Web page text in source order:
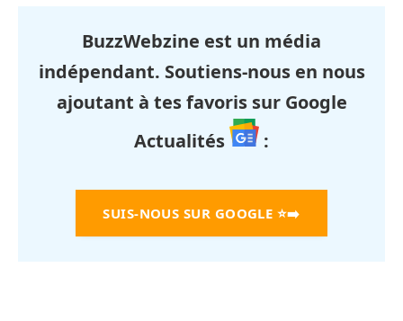
BuzzWebzine est un média
indépendant. Soutiens-nous en nous
ajoutant à tes favoris sur Google
Actualités
:
SUIS-NOUS SUR GOOGLE ⭐➡️